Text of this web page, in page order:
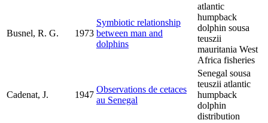
Busnel, R. G. 1973
Symbiotic relationship
between man and
dolphins
atlantic
humpback
dolphin sousa
teuszii
mauritania West
Africa fisheries
Cadenat, J. 1947
Observations de cetaces
au Senegal
Senegal sousa
teuszii atlantic
humpback
dolphin
distribution